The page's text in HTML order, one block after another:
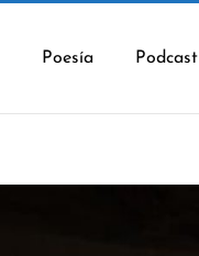
Poesía Podcast